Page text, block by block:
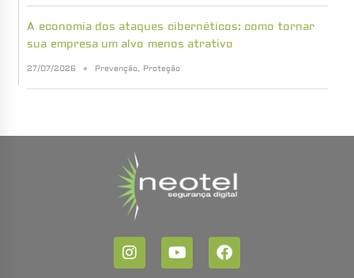
A economia dos ataques cibernéticos: como tornar
sua empresa um alvo menos atrativo
27/07/2026 Prevenção, Proteção